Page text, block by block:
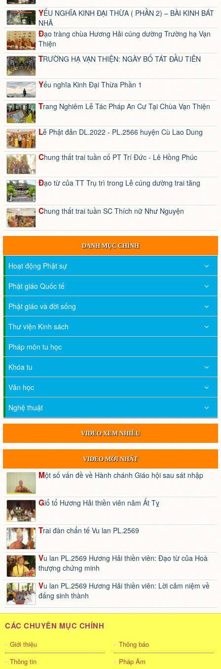
YẾU NGHĨA KINH ĐẠI THỪA ( PHẦN 2) – BÀI KINH BÁT
NHÃ
Đạo tràng chùa Hương Hải cúng dường Trường hạ Vạn
Thiện
TRƯỜNG HẠ VẠN THIỆN: NGÀY BỐ TÁT ĐẦU TIÊN
Yếu nghĩa Kinh Đại Thừa Phần 1
Trang Nghiêm Lễ Tác Pháp An Cư Tại Chùa Vạn Thiện
Lễ Phật đản DL.2022 - PL.2566 huyện Cù Lao Dung
Chung thất trai tuần cố PT Trí Đức - Lê Hồng Phúc
Đạo từ của TT Trụ trì trong Lễ cúng dường trai tăng
Chung thất trai tuần SC Thích nữ Như Nguyện
DANH MỤC CHÍNH
Hoạt động Phật sự
Phật giáo Quốc tế
Phật giáo và đời sống
Thư viện Kinh sách
Pháp môn tu học
Khóa tu
Văn học
Nghệ thuật
VIDEO XEM NHIỀU
VIDEO MỚI NHẤT
Một số vấn đề về Hành chánh Giáo hội sau sát nhập
Giổ tổ Hương Hải thiền viên năm Ất Tỵ
Trai đàn chẩn tế Vu lan PL.2569
Vu lan PL.2569 Hương Hải thiền viên: Đạo từ của Hoà
thượng chứng minh
Vu lan PL.2569 Hương Hải thiền viên: Lời cảm niệm về
đấng sinh thành
CÁC CHUYÊN MỤC CHÍNH
Giới thiệu
Thông báo
Thông tin
Pháp Âm